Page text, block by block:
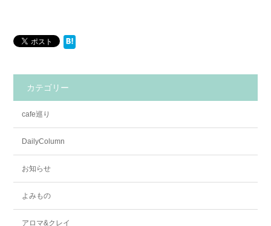
カテゴリー
cafe巡り
DailyColumn
お知らせ
よみもの
アロマ&クレイ